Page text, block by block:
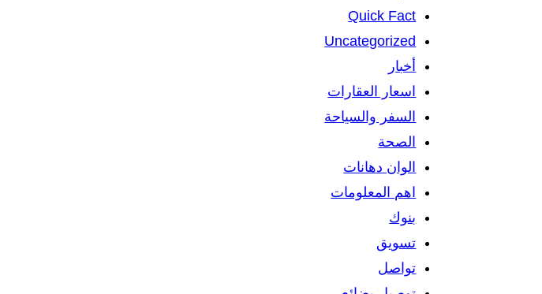
Quick Fact
Uncategorized
أخبار
اسعار العقارات
السفر والسياحة
الصحة
الوان دهانات
اهم المعلومات
بنوك
تسويق
تواصل